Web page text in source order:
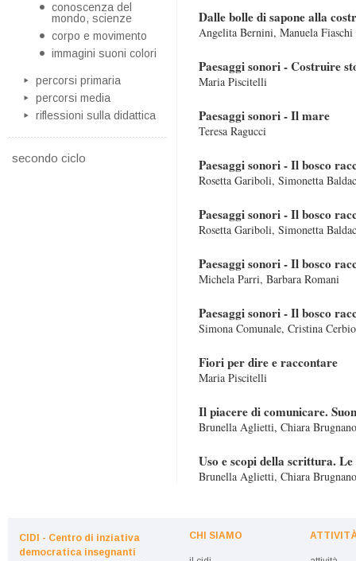
conoscenza del
mondo, scienze
corpo e movimento
immagini suoni colori
percorsi primaria
percorsi media
riflessioni sulla didattica
secondo ciclo
Dalle bolle di sapone alla
Angelita Bernini, Manuela Fiaschi
Paesaggi sonori - Costruire
Maria Piscitelli
Paesaggi sonori - Il mare
Teresa Ragucci
Paesaggi sonori - Il bosco
Rosetta Gariboli, Simonetta
Paesaggi sonori - Il bosco
Rosetta Gariboli, Simonetta
Paesaggi sonori - Il bosco
Michela Parri, Barbara Romani
Paesaggi sonori - Il bosco
Simona Comunale, Cristina
Fiori per dire e raccontare
Maria Piscitelli
Il piacere di comunicare.
Brunella Aglietti, Chiara
Uso e scopi della scrittura.
Brunella Aglietti, Chiara
CIDI - Centro di inziativa
democratica insegnanti
CHI SIAMO